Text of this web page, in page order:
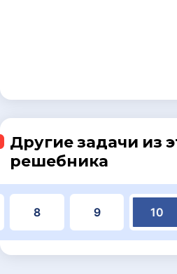
Другие задачи из
решебника
8 9 10